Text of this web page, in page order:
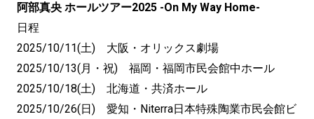
阿部真央 ホールツアー2025 -On My Way Home-
日程
2025/10/11(土) 大阪・オリックス劇場
2025/10/13(月・祝) 福岡・福岡市民会館中ホール
2025/10/18(土) 北海道・共済ホール
2025/10/26(日) 愛知・Niterra日本特殊陶業市民会館ビ